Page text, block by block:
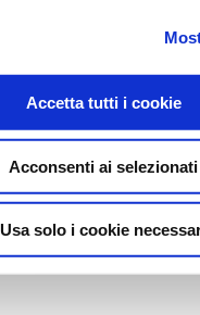
Accetta tutti i cookie
Acconsenti ai selezionati
Usa solo i cookie